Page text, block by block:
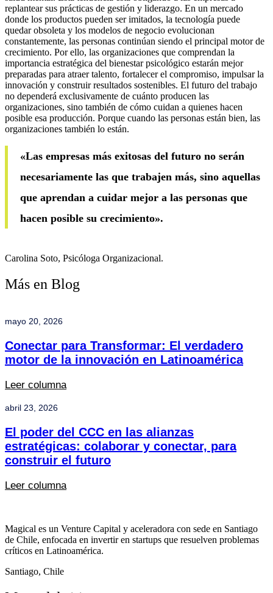
replantear sus prácticas de gestión y liderazgo. En un mercado
donde los productos pueden ser imitados, la tecnología puede
quedar obsoleta y los modelos de negocio evolucionan
constantemente, las personas continúan siendo el principal motor de
crecimiento. Por ello, las organizaciones que comprendan la
importancia estratégica del bienestar psicológico estarán mejor
preparadas para atraer talento, fortalecer el compromiso, impulsar la
innovación y construir resultados sostenibles. El futuro del trabajo
no dependerá exclusivamente de cuánto producen las
organizaciones, sino también de cómo cuidan a quienes hacen
posible esa producción. Porque cuando las personas están bien, las
organizaciones también lo están.
«Las empresas más exitosas del futuro no serán
necesariamente las que trabajen más, sino aquellas
que aprendan a cuidar mejor a las personas que
hacen posible su crecimiento».
Carolina Soto, Psicóloga Organizacional.
Más en Blog
mayo 20, 2026
Conectar para Transformar: El verdadero
motor de la innovación en Latinoamérica
Leer columna
abril 23, 2026
El poder del CCC en las alianzas
estratégicas: colaborar y conectar, para
construir el futuro
Leer columna
Magical es un Venture Capital y aceleradora con sede en Santiago
de Chile, enfocada en invertir en startups que resuelven problemas
críticos en Latinoamérica.
Santiago, Chile